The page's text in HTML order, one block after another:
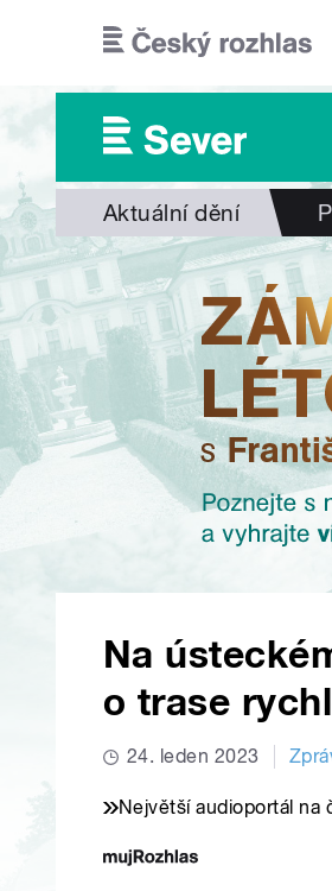
Aktuální dění
Na
o trase
24. leden 2023
Největší audioportál na